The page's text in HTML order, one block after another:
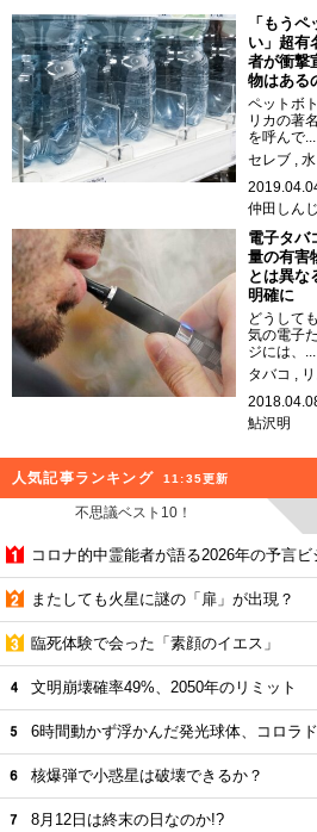
「もう
い」超有
者が衝撃
物はある
ペットボ
リカの著
を呼んで...
セレブ
水
仲田しんじ
電子タバ
量の有害
とは異な
明確に
どうして
気の電子
ジには、...
タバコ
鮎沢明
人気記事ランキング 11:35更新
不思議ベスト10！
コロナ的中霊能者が語る2026年の予言ビ
またしても火星に謎の「扉」が出現？
臨死体験で会った「素顔のイエス」
文明崩壊確率49%、2050年のリミット
6時間動かず浮かんだ発光球体、コロラ
核爆弾で小惑星は破壊できるか？
8月12日は終末の日なのか!?